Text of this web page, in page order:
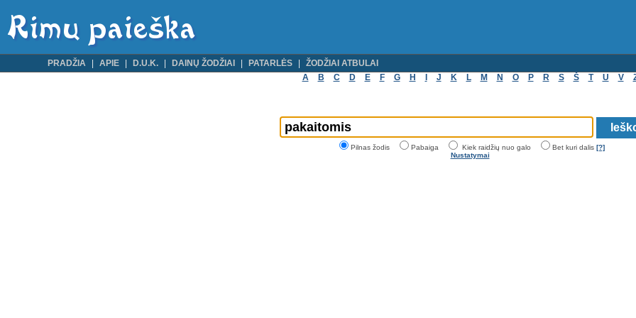
PRADŽIA APIE D.U.K. DAINŲ ŽODŽIAI PATARLĖS
ŽODŽIAI ATBULAI
A
B C D E F G H J K L M N O P R S Š T U V
Pilnas žodis Pabaiga Kiek raidžių nuo galo Bet kuri dalis [?]
Nustatymai